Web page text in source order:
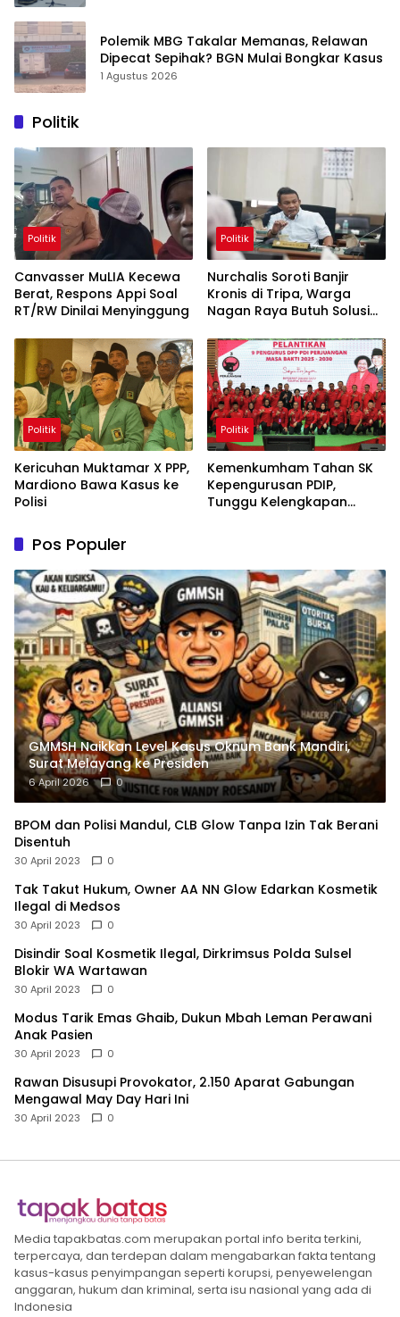
Polemik MBG Takalar Memanas, Relawan
Dipecat Sepihak? BGN Mulai Bongkar Kasus
1 Agustus 2026
Politik
Politik
Canvasser MuLIA Kecewa
Berat, Respons Appi Soal
RT/RW Dinilai Menyinggung
Politik
Nurchalis Soroti Banjir
Kronis di Tripa, Warga
Nagan Raya Butuh Solusi
Politik
Kericuhan Muktamar X PPP,
Mardiono Bawa Kasus ke
Polisi
Politik
Kemenkumham Tahan SK
Kepengurusan PDIP,
Tunggu Kelengkapan
Pos Populer
GMMSH Naikkan Level Kasus Oknum Bank Mandiri,
Surat Melayang ke Presiden
6 April 2026 0
BPOM dan Polisi Mandul, CLB Glow Tanpa Izin Tak Berani
Disentuh
30 April 2023 0
Tak Takut Hukum, Owner AA NN Glow Edarkan Kosmetik
Ilegal di Medsos
30 April 2023 0
Disindir Soal Kosmetik Ilegal, Dirkrimsus Polda Sulsel
Blokir WA Wartawan
30 April 2023 0
Modus Tarik Emas Ghaib, Dukun Mbah Leman Perawani
Anak Pasien
30 April 2023 0
Rawan Disusupi Provokator, 2.150 Aparat Gabungan
Mengawal May Day Hari Ini
30 April 2023 0
Media tapakbatas.com merupakan portal info berita terkini,
terpercaya, dan terdepan dalam mengabarkan fakta tentang
kasus-kasus penyimpangan seperti korupsi, penyewelengan
anggaran, hukum dan kriminal, serta isu nasional yang ada di
Indonesia